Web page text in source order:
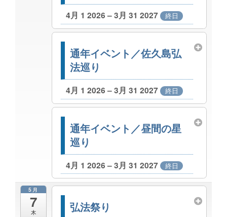
4月 1 2026 – 3月 31 2027 終日
通年イベント／佐久島弘
法巡り
4月 1 2026 – 3月 31 2027 終日
通年イベント／昼間の星
巡り
4月 1 2026 – 3月 31 2027 終日
5月
7
木 弘法祭り